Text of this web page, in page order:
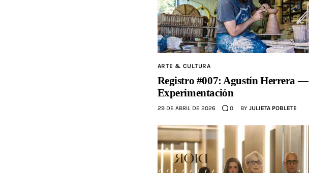
ARTE & CULTURA
Registro #007: Agustín Herrera —
Experimentación
29 DE ABRIL DE 2026 0 BY JULIETA POBLETE